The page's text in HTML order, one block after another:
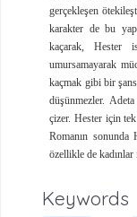
gerçekleşen
karakter de bu
kaçarak, Hester
umursamayarak
kaçmak gibi bir
düşünmezler.
çizer. Hester için
Romanın sonunda
özellikle de
Keywords